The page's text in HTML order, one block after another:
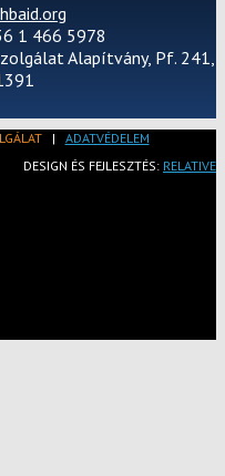
1 466 5978
Alapítvány, Pf. 241,
| ADATVÉDELEM
DESIGN ÉS FEJLESZTÉS: RELATIVE